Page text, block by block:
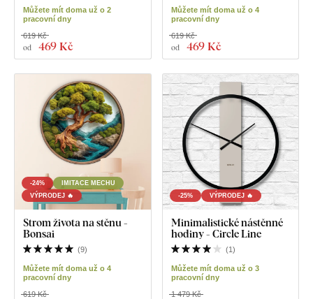
Můžete mít doma už o 2
pracovní dny
od 469 Kč
619 Kč
Můžete mít doma už o 4
pracovní dny
od 469 Kč
619 Kč
-24%
IMITACE MECHU
VÝPRODEJ 🔥
Strom života na stěnu -
Bonsai
(9)
Můžete mít doma už o 4
pracovní dny
619 Kč
-25% VÝPRODEJ 🔥
Minimalistické nástěnné
hodiny - Circle Line
(1)
Můžete mít doma už o 3
pracovní dny
1 479 Kč